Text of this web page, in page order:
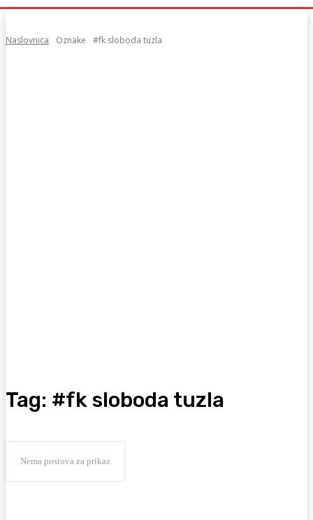
Naslovnica Oznake #fk sloboda tuzla
Tag: #fk sloboda tuzla
Nema postova za prikaz